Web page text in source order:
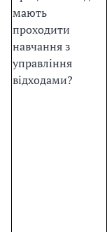
мають
проходити
навчання з
управління
відходами?